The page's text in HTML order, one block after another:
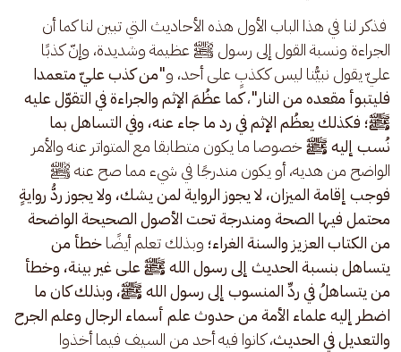
فذكر لنا في هذا الباب الأول هذه الأحاديث التي تبين لنا كما أن
الجراءة ونسبة القول إلى رسول ﷺ عظيمة وشديدة، وإنّ كذبًا
عليّ يقول نبيُّنا ليس ككذبٍ على أحد، و"من كذب عليّ متعمدا
فليتبوأ مقعده من النار"، كما عظُمَ الإثم والجراءة في التقوّل عليه
ﷺ؛ فكذلك يعظُم الإثم في رد ما جاء عنه، وفي التساهل بما
نُسب إليه ﷺ خصوصا ما يكون متطابقا مع المتواتر عنه والأمر
الواضح من هديه، أو يكون مندرجًا في شيء مما صح عنه ﷺ
فوجب إقامة الميزان، لا يجوز الرواية لمن يشك، ولا يجوز ردُّ روايةٍ
محتمل فيها الصحة ومندرجة تحت الأصول الصحيحة الواضحة
من الكتاب العزيز والسنة الغراء؛ وبذلك تعلم أيضًا خطأ من
يتساهل بنسبة الحديث إلى رسول الله ﷺ على غير بينة، وخطأ
من يتساهلُ في ردِّ المنسوب إلى رسول الله ﷺ، وبذلك كان ما
اضطر إليه علماء الأمة من حدوث علم أسماء الرجال وعلم الجرح
والتعديل في الحديث، كانوا فيه أحد من السيف فيما أخذوا